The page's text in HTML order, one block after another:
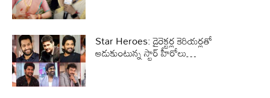
Star Heroes: డైరెక్టర్ల కెరియర్లతో
ఆడుకుంటున్న స్టార్ హీరోలు…